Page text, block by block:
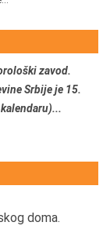
zavod.
Srbije je 15.
doma.